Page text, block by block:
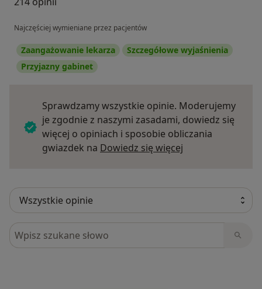
Najczęściej wymieniane przez pacjentów
Zaangażowanie lekarza
Szczegółowe wyjaśnienia
Przyjazny gabinet
Sprawdzamy wszystkie opinie. Moderujemy
je zgodnie z naszymi zasadami, dowiedz się
więcej o opiniach i sposobie obliczania
gwiazdek na Dowiedz się więcej
Szukaj w opiniach